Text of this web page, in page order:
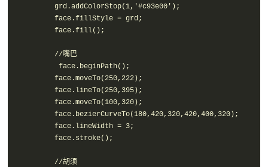
grd.addColorStop(1,'#c93e00');
face.fillStyle = grd;
face.fill();
//嘴巴
face.beginPath();
face.moveTo(250,222);
face.lineTo(250,395);
face.moveTo(100,320);
face.bezierCurveTo(180,420,320,420,400,320);
face.lineWidth = 3;
face.stroke();
//胡须